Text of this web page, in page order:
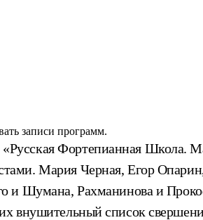
записи программ.
Фортепианная Школа.
Мария Черная, Егор
и Шумана, Рахманинова и
внушительный список